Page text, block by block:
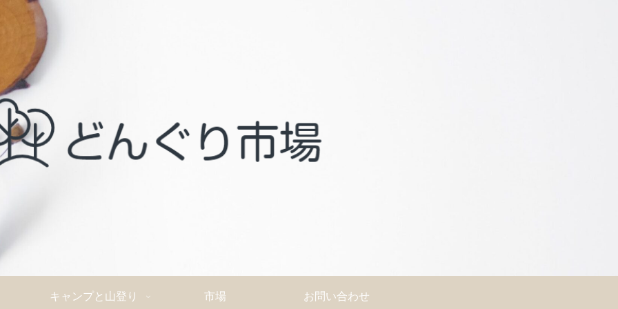
キャンプと山登り 市場 お問い合わせ